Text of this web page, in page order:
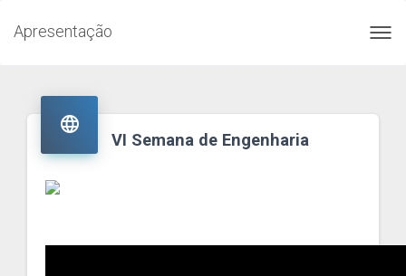
Apresentação

VI Semana de Engenharia